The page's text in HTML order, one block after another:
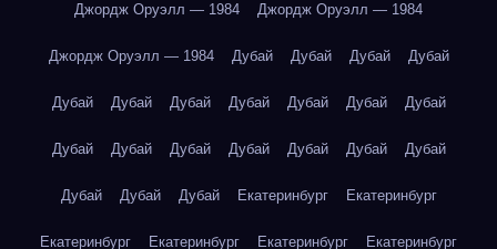
Джордж Оруэлл — 1984 Джордж Оруэлл — 1984
Джордж Оруэлл — 1984 Дубай Дубай Дубай Дубай
Дубай Дубай Дубай Дубай Дубай Дубай Дубай
Дубай Дубай Дубай Дубай Дубай Дубай Дубай
Дубай Дубай Дубай Екатеринбург Екатеринбург
Екатеринбург Екатеринбург Екатеринбург Екатеринбург